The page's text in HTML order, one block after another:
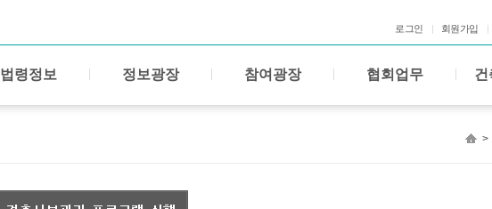
로그인 회원가입
법령정보 정보광장 참여광장 협회업무 건
>